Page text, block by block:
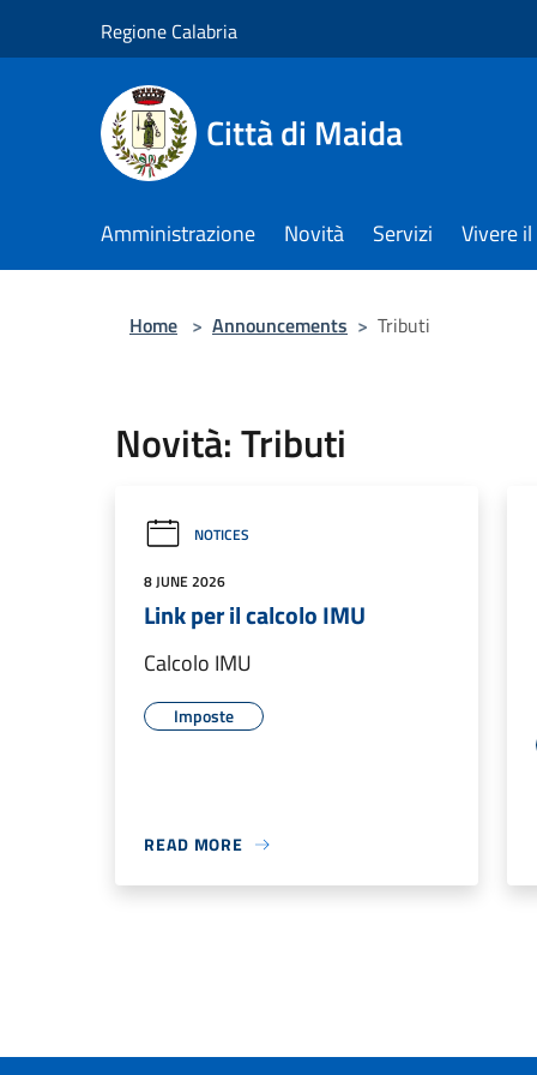
Regione Calabria
Città di Maida
Amministrazione Novità Servizi Vivere
Home > Announcements > Tributi
Novità: Tributi
NOTICES
8 JUNE 2026
Link per il calcolo IMU
Calcolo IMU
Imposte
READ MORE